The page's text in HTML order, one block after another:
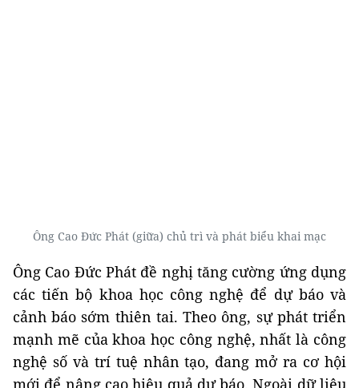
Ông Cao Đức Phát (giữa) chủ trì và phát biểu khai mạc
Ông Cao Đức Phát đề nghị tăng cường ứng dụng
các tiến bộ khoa học công nghệ để dự báo và
cảnh báo sớm thiên tai. Theo ông, sự phát triển
mạnh mẽ của khoa học công nghệ, nhất là công
nghệ số và trí tuệ nhân tạo, đang mở ra cơ hội
mới để nâng cao hiệu quả dự báo. Ngoài dữ liệu